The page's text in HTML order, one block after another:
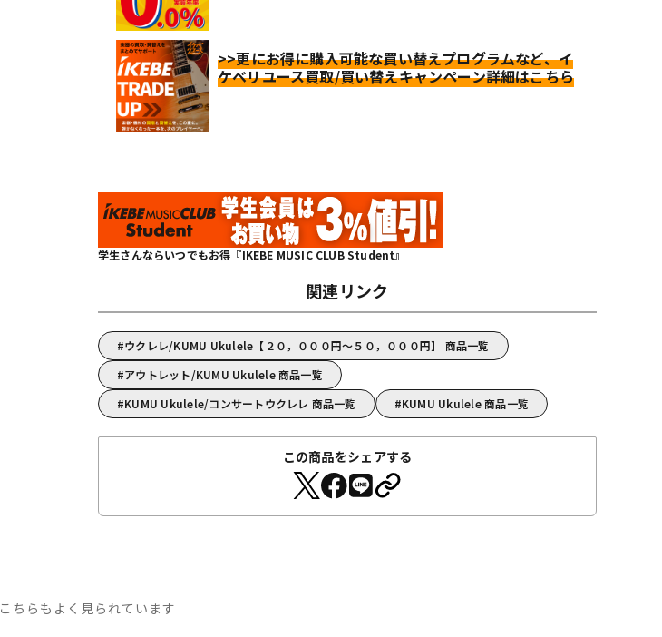
>>更にお得に購入可能な買い替えプログラムなど、イ
ケベリユース買取/買い替えキャンペーン詳細はこちら
学生さんならいつでもお得『IKEBE MUSIC CLUB Student』
関連リンク
ウクレレ/KUMU Ukulele【２０，０００円～５０，０００円】 商品一覧
アウトレット/KUMU Ukulele 商品一覧
KUMU Ukulele/コンサートウクレレ 商品一覧
KUMU Ukulele 商品一覧
この商品をシェアする
こちらもよく見られています